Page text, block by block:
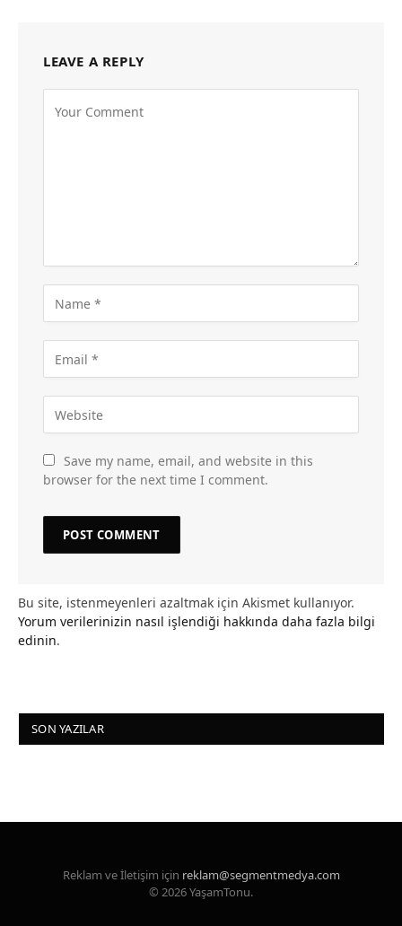
LEAVE A REPLY
Save my name, email, and website in this
browser for the next time I comment.
Bu site, istenmeyenleri azaltmak için Akismet kullanıyor.
Yorum verilerinizin nasıl işlendiği hakkında daha fazla bilgi
edinin.
SON YAZILAR
Reklam ve İletişim için reklam@segmentmedya.com
© 2026 YaşamTonu.